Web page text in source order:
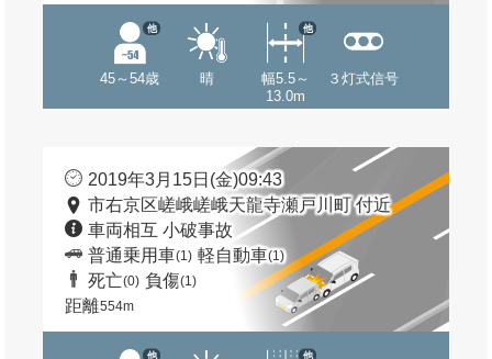
45～54歳
他
晴
幅5.5～
13.0m
他
３灯式信号
2019年3月15日(金)09:43
市右京区嵯峨嵯峨天龍寺瀬戸川町 付近
車両相互 小破事故
普通乗用車(1) 軽自動車(1)
死亡(0) 負傷(1)
距離554m
他 他